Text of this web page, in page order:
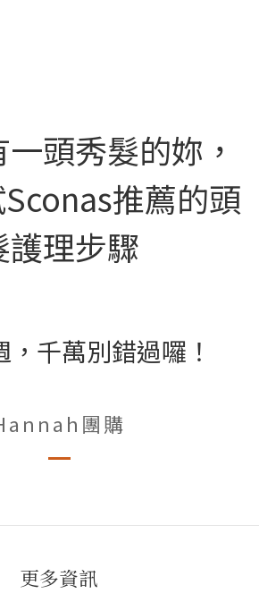
頭秀髮的妳，
推薦的頭
護理步驟
千萬別錯過囉！
團購
更多資訊